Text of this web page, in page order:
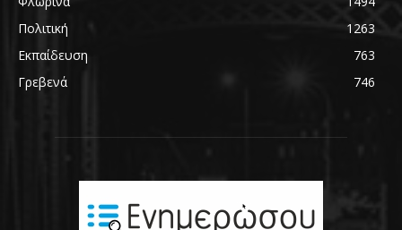
Πολιτική
1263
Εκπαίδευση
763
Γρεβενά
746